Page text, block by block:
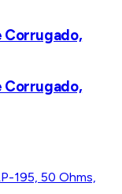
Corrugado,
Corrugado,